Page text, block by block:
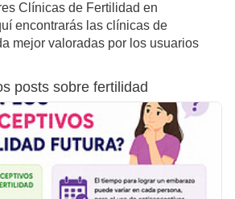
Clínicas de Fertilidad en
encontrarás las clínicas de
mejor valoradas por los usuarios
posts sobre fertilidad